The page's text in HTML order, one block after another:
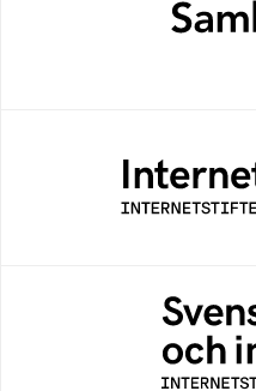
Sambi
digitala tjänster för
Samlad kunskap
säker och
En årlig